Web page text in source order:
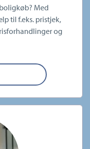
Med
til f.eks. pristjek,
og